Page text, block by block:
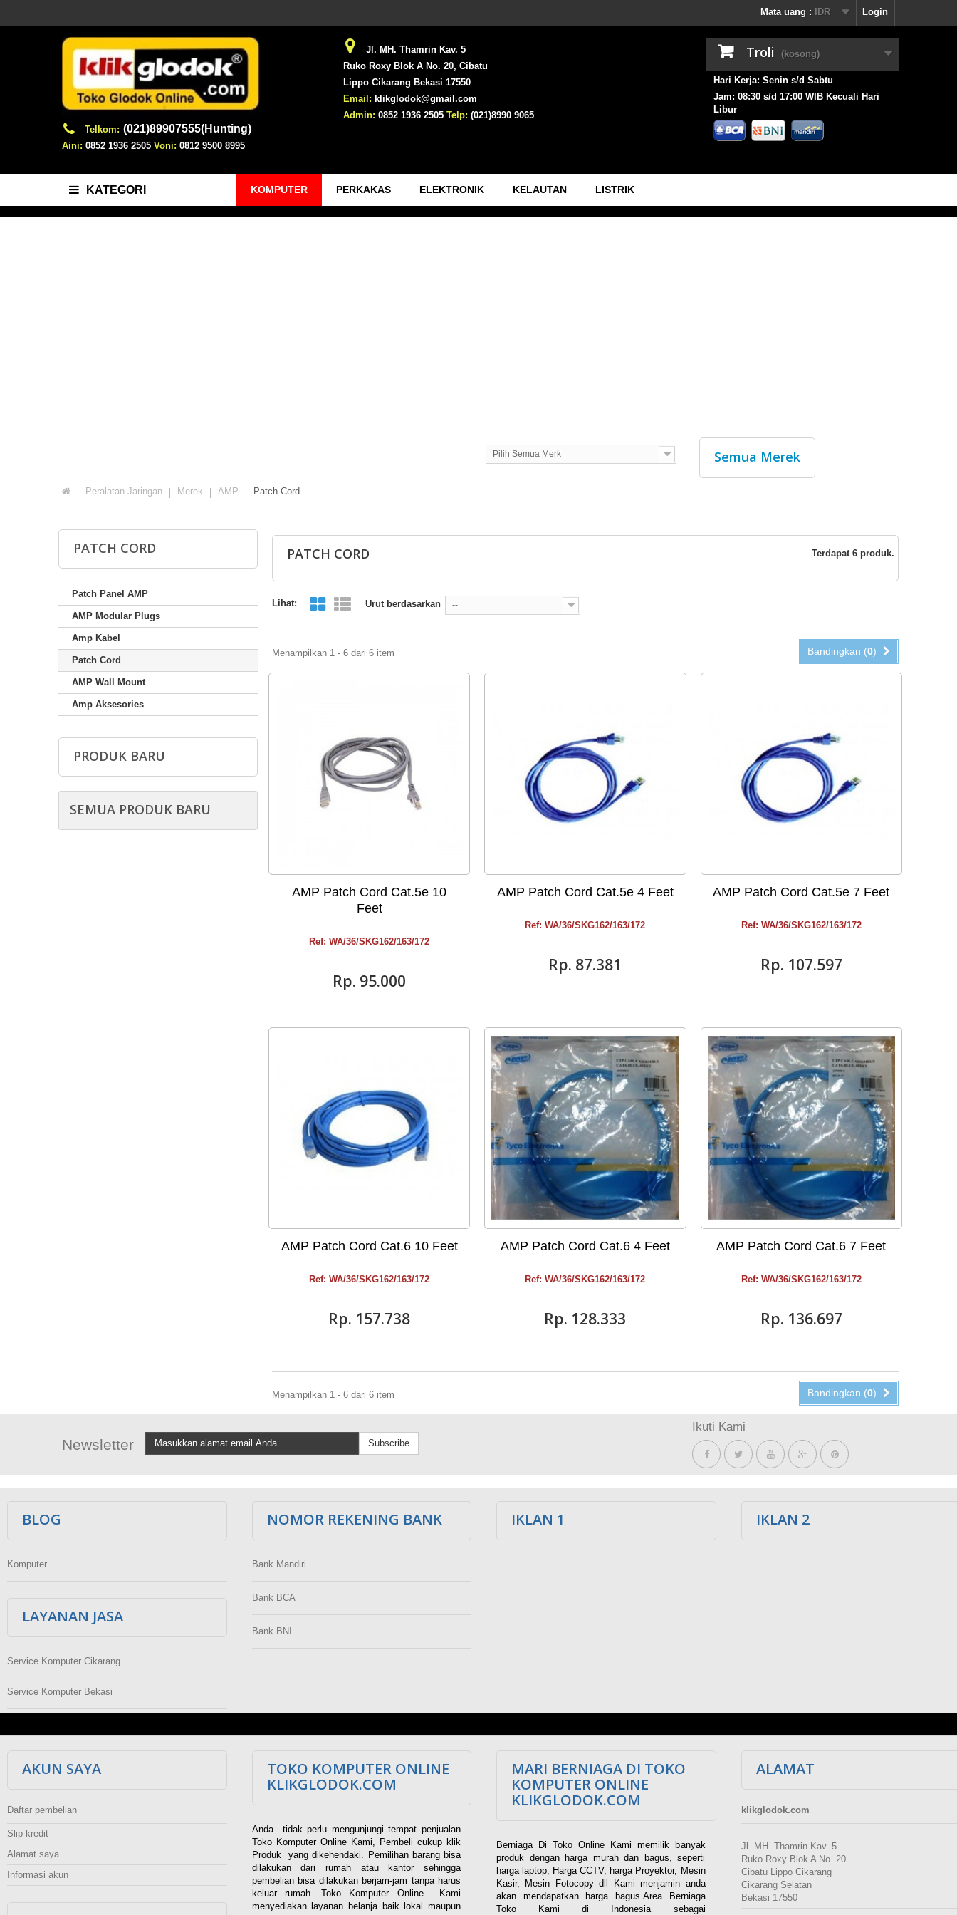
Login
Mata uang : IDR
Telkom: (021)89907555(Hunting)
Aini: 0852 1936 2505 Voni: 0812 9500 8995
Jl. MH. Thamrin Kav. 5
Ruko Roxy Blok A No. 20, Cibatu
Lippo Cikarang Bekasi 17550
Email: klikglodok@gmail.com
Admin: 0852 1936 2505 Telp: (021)8990 9065
Troli (kosong)
Hari Kerja: Senin s/d Sabtu
Jam: 08:30 s/d 17:00 WIB Kecuali Hari
Libur
KATEGORI KOMPUTER PERKAKAS ELEKTRONIK KELAUTAN LISTRIK
Pilih Semua Merk Semua Merek
Peralatan Jaringan Merek AMP Patch Cord
PATCH CORD
Patch Panel AMP
AMP Modular Plugs
Amp Kabel
Patch Cord
AMP Wall Mount
Amp Aksesories
PRODUK BARU
SEMUA PRODUK BARU
PATCH CORD Terdapat 6 produk.
Lihat: Urut berdasarkan --
Bandingkan (0)
Menampilkan 1 - 6 dari 6 item
AMP Patch Cord Cat.5e 10
Feet
Ref: WA/36/SKG162/163/172
Rp‎. 95.000
AMP Patch Cord Cat.5e 4 Feet
Ref: WA/36/SKG162/163/172
Rp‎. 87.381
AMP Patch Cord Cat.5e 7 Feet
Ref: WA/36/SKG162/163/172
Rp‎. 107.597
AMP Patch Cord Cat.6 10 Feet
Ref: WA/36/SKG162/163/172
Rp‎. 157.738
AMP Patch Cord Cat.6 4 Feet
Ref: WA/36/SKG162/163/172
Rp‎. 128.333
AMP Patch Cord Cat.6 7 Feet
Ref: WA/36/SKG162/163/172
Rp‎. 136.697
Bandingkan (0)
Menampilkan 1 - 6 dari 6 item
Newsletter Subscribe
Ikuti Kami
BLOG
Komputer
LAYANAN JASA
Service Komputer Cikarang
Service Komputer Bekasi
NOMOR REKENING BANK
Bank Mandiri
Bank BCA
Bank BNI
IKLAN 1 IKLAN 2
AKUN SAYA
Daftar pembelian
Slip kredit
Alamat saya
Informasi akun
TOKO KOMPUTER ONLINE
KLIKGLODOK.COM
Anda tidak perlu mengunjungi tempat penjualan
Toko Komputer Online Kami, Pembeli cukup klik
Produk yang dikehendaki. Pemilihan barang bisa
dilakukan dari rumah atau kantor sehingga
pembelian bisa dilakukan berjam-jam tanpa harus
keluar rumah. Toko Komputer Online Kami
menyediakan layanan belanja baik lokal maupun
MARI BERNIAGA DI TOKO
KOMPUTER ONLINE
KLIKGLODOK.COM
Berniaga Di Toko Online Kami memilik banyak
produk dengan harga murah dan bagus, seperti
harga laptop, Harga CCTV, harga Proyektor, Mesin
Kasir, Mesin Fotocopy dll Kami menjamin anda
akan mendapatkan harga bagus.Area Berniaga
Toko Kami di Indonesia sebagai
ALAMAT
klikglodok.com
Jl. MH. Thamrin Kav. 5
Ruko Roxy Blok A No. 20
Cibatu Lippo Cikarang
Cikarang Selatan
Bekasi 17550